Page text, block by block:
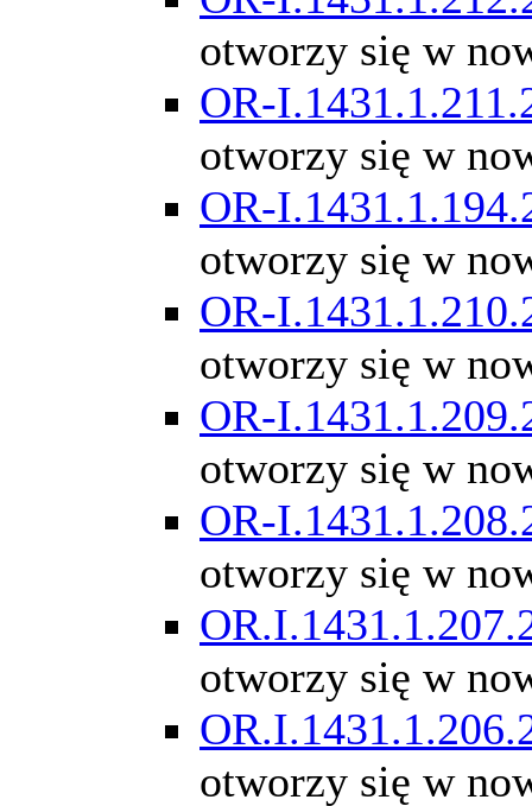
otworzy się w
OR-
otworzy się w
OR-
otworzy się w
OR-
otworzy się w
OR-
otworzy się w
OR-
otworzy się w
otworzy się w
otworzy się w